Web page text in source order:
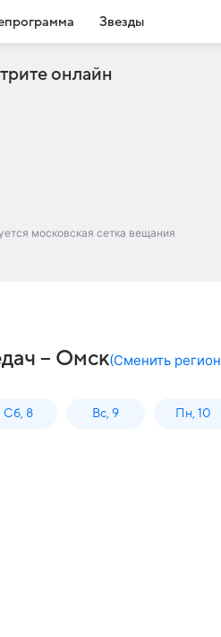
Звезды
онлайн
московская сетка вещания
– Омск(Сменить регион
Сб, 8 Вс, 9 Пн, 10